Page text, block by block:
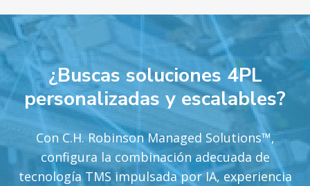
¿Buscas soluciones 4PL
personalizadas y escalables?
Con C.H. Robinson Managed Solutions™,
configura la combinación adecuada de
tecnología TMS impulsada por IA, experiencia